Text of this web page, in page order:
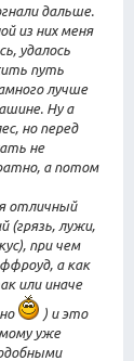
дальше.
из них меня
удалось
путь
лучше
Ну а
но перед
не
а потом
отличный
(грязь, лужи,
при чем
а как
или иначе
) и это
уже